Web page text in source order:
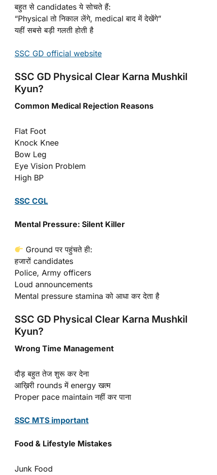
बहुत से candidates ये सोचते हैं:
“Physical तो निकाल लेंगे, medical बाद में देखेंगे”
यहीं सबसे बड़ी गलती होती है
SSC GD official website
SSC GD Physical Clear Karna Mushkil
Kyun?
Common Medical Rejection Reasons
Flat Foot
Knock Knee
Bow Leg
Eye Vision Problem
High BP
SSC CGL
Mental Pressure: Silent Killer
Ground पर पहुंचते ही:
हजारों candidates
Police, Army officers
Loud announcements
Mental pressure stamina को आधा कर देता है
SSC GD Physical Clear Karna Mushkil
Kyun?
Wrong Time Management
दौड़ बहुत तेज शुरू कर देना
आख़िरी rounds में energy खत्म
Proper pace maintain नहीं कर पाना
SSC MTS important
Food & Lifestyle Mistakes
Junk Food